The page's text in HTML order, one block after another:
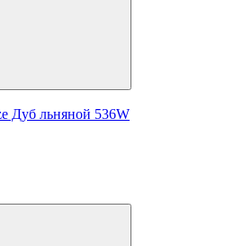
Дуб льняной 536W